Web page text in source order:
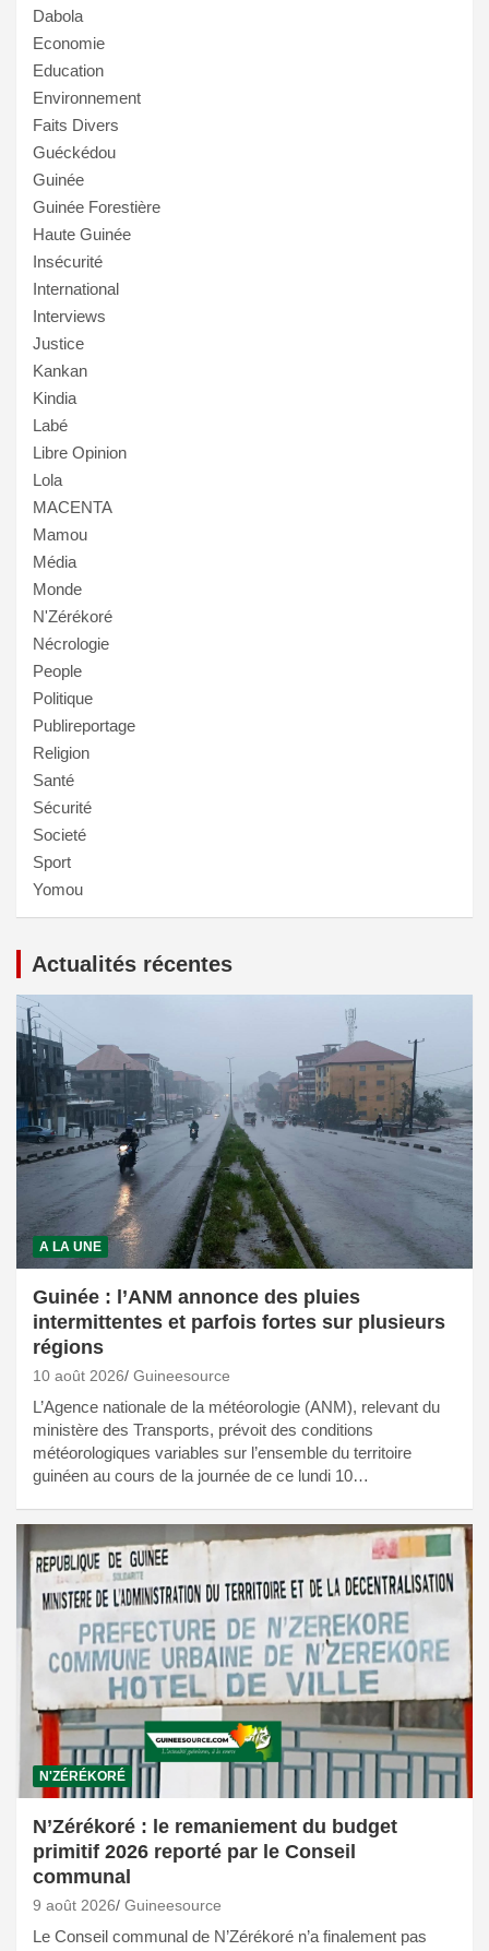
Dabola
Economie
Education
Environnement
Faits Divers
Guéckédou
Guinée
Guinée Forestière
Haute Guinée
Insécurité
International
Interviews
Justice
Kankan
Kindia
Labé
Libre Opinion
Lola
MACENTA
Mamou
Média
Monde
N'Zérékoré
Nécrologie
People
Politique
Publireportage
Religion
Santé
Sécurité
Societé
Sport
Yomou
Actualités récentes
A LA UNE
Guinée : l’ANM annonce des pluies
intermittentes et parfois fortes sur plusieurs
régions
10 août 2026 Guineesource
L’Agence nationale de la météorologie (ANM), relevant du
ministère des Transports, prévoit des conditions
météorologiques variables sur l’ensemble du territoire
guinéen au cours de la journée de ce lundi 10…
N'ZÉRÉKORÉ
N’Zérékoré : le remaniement du budget
primitif 2026 reporté par le Conseil
communal
9 août 2026 Guineesource
Le Conseil communal de N’Zérékoré n’a finalement pas